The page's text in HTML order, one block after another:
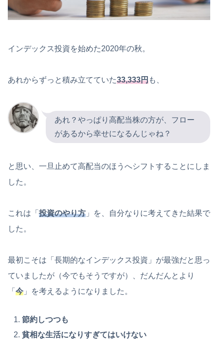
インデックス投資を始めた2020年の秋。
あれからずっと積み立てていた33,333円も、
あれ？やっぱり高配当株の方が、フロー
があるから幸せになるんじゃね？
と思い、一旦止めて高配当のほうへシフトすることにしま
した。
これは「 投資のやり方 」を、自分なりに考えてきた結果で
した。
最初こそは「長期的なインデックス投資」が最強だと思っ
ていましたが（今でもそうですが）、だんだんとより
「 今 」を考えるようになりました。
節約しつつも
貧相な生活になりすぎてはいけない